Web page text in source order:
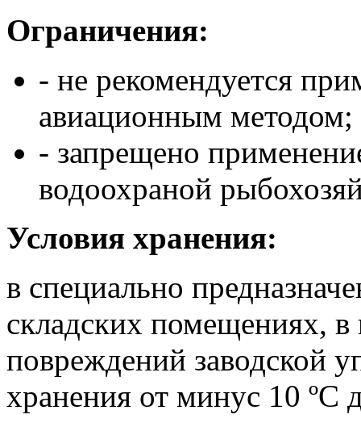
Ограничения:
- не рекомендуется
авиационным методом;
- запрещено
водоохраной
Условия хранения:
в специально
складских помещениях, в
повреждений заводской
хранения от минус 10 ºC